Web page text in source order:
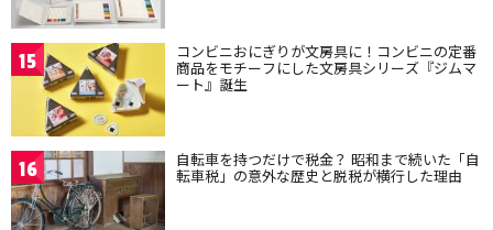
15 コンビニおにぎりが文房具に！コンビニの定番
商品をモチーフにした文房具シリーズ『ジムマ
ート』誕生
16 自転車を持つだけで税金？ 昭和まで続いた「自
転車税」の意外な歴史と脱税が横行した理由